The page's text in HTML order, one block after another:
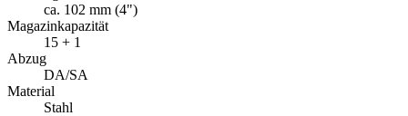
ca. 102 mm (4")
Magazinkapazität
15 + 1
Abzug
DA/SA
Material
Stahl